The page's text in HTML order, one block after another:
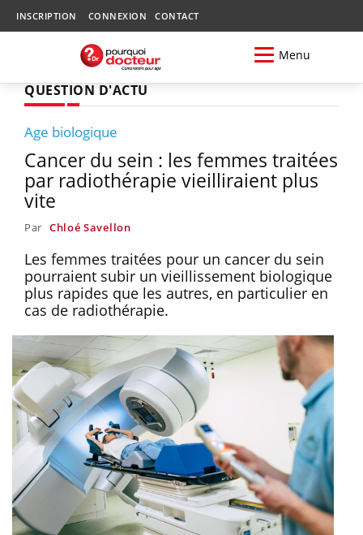
INSCRIPTION CONNEXION CONTACT
Menu
QUESTION D'ACTU
Age biologique
Cancer du sein : les femmes traitées
par radiothérapie vieilliraient plus
vite
Par Chloé Savellon
Les femmes traitées pour un cancer du sein
pourraient subir un vieillissement biologique
plus rapides que les autres, en particulier en
cas de radiothérapie.